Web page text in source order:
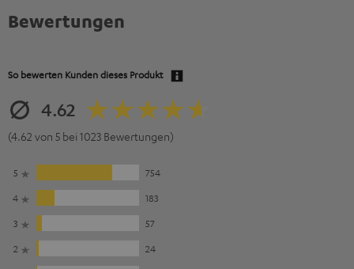
Bewertungen
So bewerten Kunden dieses Produkt
4.62
(4.62 von 5 bei 1023 Bewertungen)
5
754
4
183
3
57
2
24